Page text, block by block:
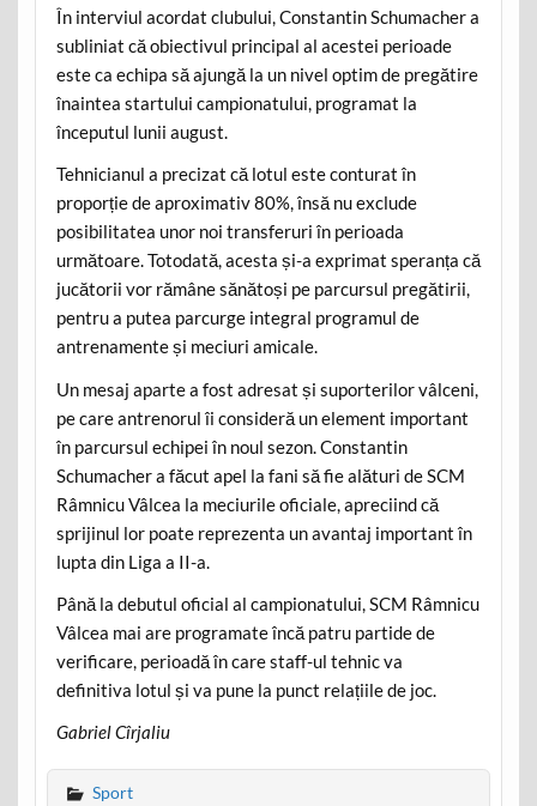
În interviul acordat clubului, Constantin Schumacher a
subliniat că obiectivul principal al acestei perioade
este ca echipa să ajungă la un nivel optim de pregătire
înaintea startului campionatului, programat la
începutul lunii august.
Tehnicianul a precizat că lotul este conturat în
proporție de aproximativ 80%, însă nu exclude
posibilitatea unor noi transferuri în perioada
următoare. Totodată, acesta și-a exprimat speranța că
jucătorii vor rămâne sănătoși pe parcursul pregătirii,
pentru a putea parcurge integral programul de
antrenamente și meciuri amicale.
Un mesaj aparte a fost adresat și suporterilor vâlceni,
pe care antrenorul îi consideră un element important
în parcursul echipei în noul sezon. Constantin
Schumacher a făcut apel la fani să fie alături de SCM
Râmnicu Vâlcea la meciurile oficiale, apreciind că
sprijinul lor poate reprezenta un avantaj important în
lupta din Liga a II-a.
Până la debutul oficial al campionatului, SCM Râmnicu
Vâlcea mai are programate încă patru partide de
verificare, perioadă în care staff-ul tehnic va
definitiva lotul și va pune la punct relațiile de joc.
Gabriel Cîrjaliu
Sport